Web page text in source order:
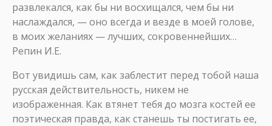
развлекался, как бы ни восхищался, чем бы ни
наслаждался, — оно всегда и везде в моей голове,
в моих желаниях — лучших, сокровеннейших…
Репин И.Е.
Вот увидишь сам, как заблестит перед тобой наша
русская действительность, никем не
изображенная. Как втянет тебя до мозга костей ее
поэтическая правда, как станешь ты постигать ее,